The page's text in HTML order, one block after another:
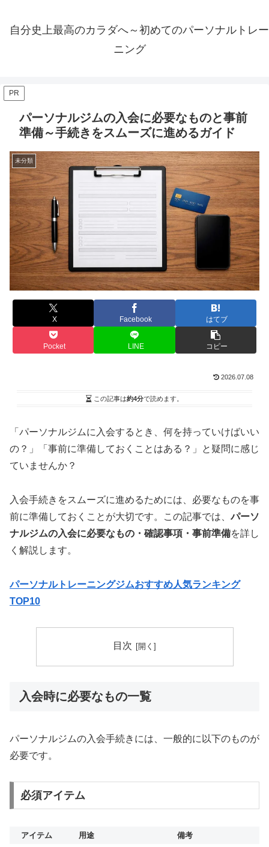
自分史上最高のカラダへ～初めてのパーソナルトレー
ニング
PR
パーソナルジムの入会に必要なものと事前
準備～手続きをスムーズに進めるガイド
未分類
X Facebook はてブ
Pocket LINE コピー
2026.07.08
この記事は約4分で読めます。
「パーソナルジムに入会するとき、何を持っていけばいい
の？」「事前に準備しておくことはある？」と疑問に感じ
ていませんか？
入会手続きをスムーズに進めるためには、必要なものを事
前に準備しておくことが大切です。この記事では、パーソ
ナルジムの入会に必要なもの・確認事項・事前準備を詳し
く解説します。
パーソナルトレーニングジムおすすめ人気ランキング
TOP10
目次
入会時に必要なもの一覧
パーソナルジムの入会手続きには、一般的に以下のものが
必要です。
必須アイテム
アイテム 用途 備考